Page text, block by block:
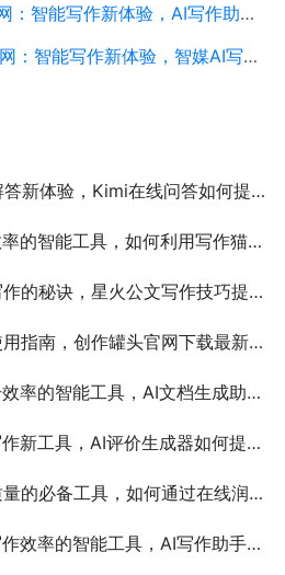
写作新体验，AI写作助手官网功能与使用教程
新体验，智媒AI写作助手官网功能与使用指南
验，Kimi在线问答如何提升工作效率
具，如何利用写作猫AI提高文章创作质量
，星火公文写作技巧提升公文写作能力
创作罐头官网下载最新版本及功能介绍
工具，AI文档生成助手如何提高工作效率
具，AI评价生成器如何提升写作效率
具，如何通过在线润色优化你的写作内容
工具，AI写作助手如何帮助提高文章质量和效率